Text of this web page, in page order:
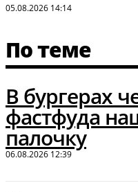
05.08.2026 14:14
По теме
В бургерах
фастфуда
палочку
06.08.2026 12:39